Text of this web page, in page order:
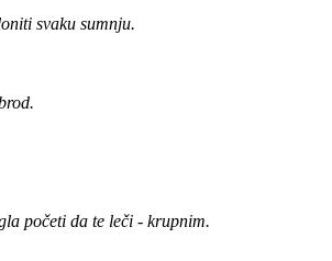
svaku sumnju.
početi da te leči - krupnim.